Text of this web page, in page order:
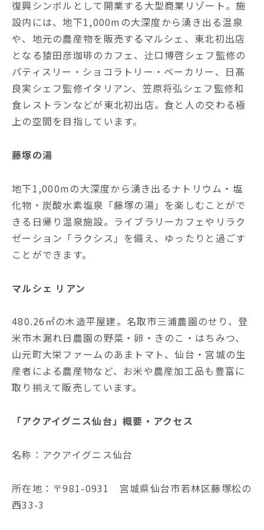
復興シンボルとして開業する大型商業リゾート。施
設内には、地下1,000mの大深度から湧き出る温泉
や、地元の農産物を販売するマルシェ、東北初出店
となる猿田彦珈琲のカフェ、辻󠄀口博啓シェフ監修の
パティスリー・ショコラトリー・ベーカリー、日髙
良実シェフ監修イタリアン、笠原将弘シェフ監修和
食レストランなどが東北初出店。食と人の交わる極
上の空間を目指しています。
藤塚の湯
地下1,000mの大深度から湧き出るナトリウム・塩
化物・炭酸水素塩泉「藤塚の湯」を楽しむことがで
きる日帰り温泉施設。ライブラリーカフェやリラク
ゼーション「ラクシス」を備え、ゆったりと過ごす
ことができます。
マルシェ リアン
480.26㎡の木造平屋建。名取市三浦農園のせり、登
米市木漏れ日農園の野菜・卵・きのこ・はちみつ、
山元町大栄ファームのあまトマト、仙台・宮城の生
産者による農産物など、お米や農産加工品も豊富に
取り揃えて販売しています。
「アクアイグニス仙台」概要・アクセス
名称：アクアイグニス仙台
所在地：〒981-0931 宮城県仙台市若林区藤塚松の
西33-3